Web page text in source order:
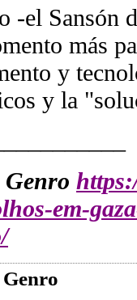
-el Sansón
más
y
y la
Genro
em-